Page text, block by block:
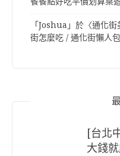
「Joshua 」於〈通化街
街怎麼吃 / 通化街懶人
[台北
大錢